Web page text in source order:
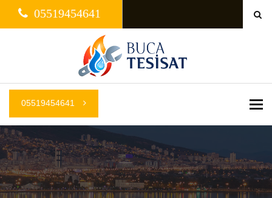
05519454641
05519454641